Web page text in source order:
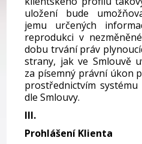
uložení bude
jemu určených
reprodukci v
dobu trvání práv
strany, jak ve Smlouvě
za písemný právní úkon
prostřednictvím
dle Smlouvy.
III.
Prohlášení Klienta